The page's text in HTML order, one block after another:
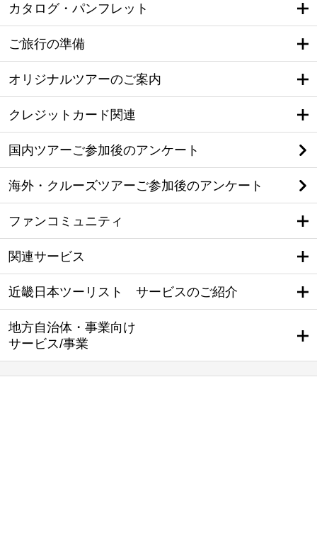
カタログ・パンフレット
ご旅行の準備
オリジナルツアーのご案内
クレジットカード関連
国内ツアーご参加後のアンケート
海外・クルーズツアーご参加後のアンケート
ファンコミュニティ
関連サービス
近畿日本ツーリスト サービスのご紹介
地方自治体・事業向け
サービス/事業